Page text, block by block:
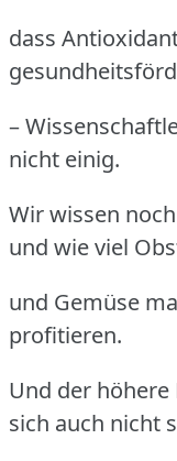
dass
–
nicht einig.
Wir wissen
und wie viel
und Gemüse
profitieren.
Und der
sich auch nicht